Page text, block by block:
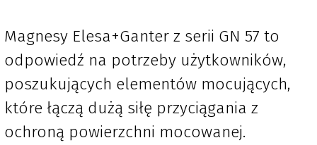
Magnesy Elesa+Ganter z serii GN 57 to
odpowiedź na potrzeby użytkowników,
poszukujących elementów mocujących,
które łączą dużą siłę przyciągania z
ochroną powierzchni mocowanej.